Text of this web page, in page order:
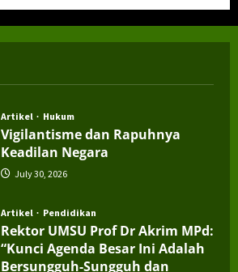
Artikel Hukum
Vigilantisme dan Rapuhnya
Keadilan Negara
July 30, 2026
Artikel Pendidikan
Rektor UMSU Prof Dr Akrim MPd:
“Kunci Agenda Besar Ini Adalah
Bersungguh-Sungguh dan